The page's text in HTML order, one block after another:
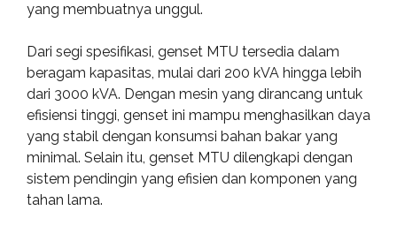
yang membuatnya unggul.
Dari segi spesifikasi, genset MTU tersedia dalam
beragam kapasitas, mulai dari 200 kVA hingga lebih
dari 3000 kVA. Dengan mesin yang dirancang untuk
efisiensi tinggi, genset ini mampu menghasilkan daya
yang stabil dengan konsumsi bahan bakar yang
minimal. Selain itu, genset MTU dilengkapi dengan
sistem pendingin yang efisien dan komponen yang
tahan lama.